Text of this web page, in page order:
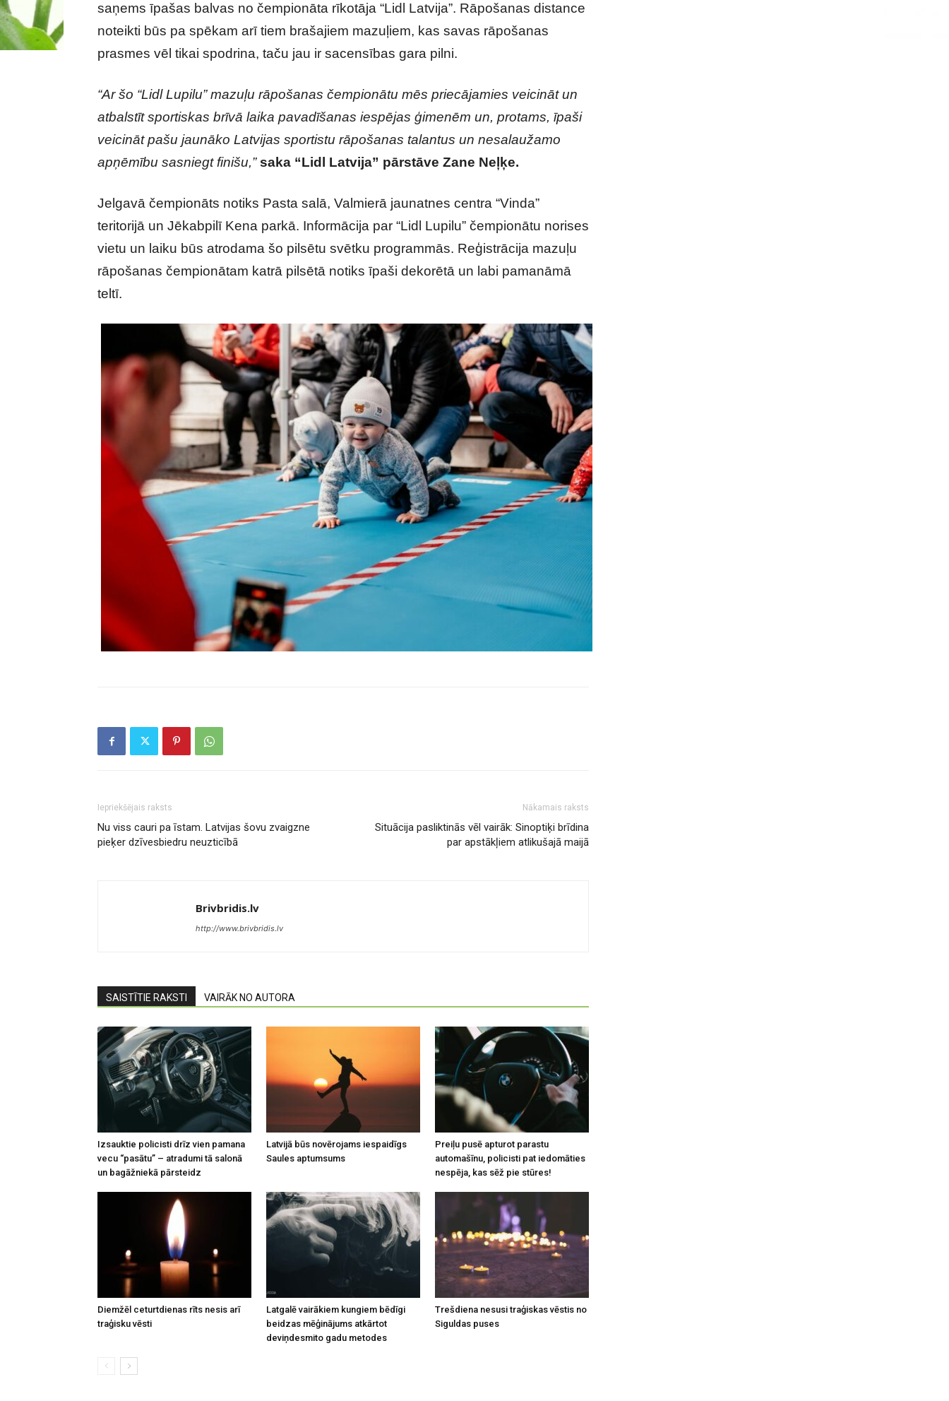
saņems īpašas balvas no čempionāta rīkotāja “Lidl Latvija”. Rāpošanas distance
noteikti būs pa spēkam arī tiem brašajiem mazuļiem, kas savas rāpošanas
prasmes vēl tikai spodrina, taču jau ir sacensības gara pilni.
“Ar šo “Lidl Lupilu” mazuļu rāpošanas čempionātu mēs priecājamies veicināt un
atbalstīt sportiskas brīvā laika pavadīšanas iespējas ģimenēm un, protams, īpaši
veicināt pašu jaunāko Latvijas sportistu rāpošanas talantus un nesalaužamo
apņēmību sasniegt finišu,” saka “Lidl Latvija” pārstāve Zane Neļķe.
Jelgavā čempionāts notiks Pasta salā, Valmierā jaunatnes centra “Vinda”
teritorijā un Jēkabpilī Kena parkā. Informācija par “Lidl Lupilu” čempionātu norises
vietu un laiku būs atrodama šo pilsētu svētku programmās. Reģistrācija mazuļu
rāpošanas čempionātam katrā pilsētā notiks īpaši dekorētā un labi pamanāmā
teltī.
Iepriekšējais raksts
Nu viss cauri pa īstam. Latvijas šovu zvaigzne
pieķer dzīvesbiedru neuzticībā
Nākamais raksts
Situācija pasliktinās vēl vairāk: Sinoptiķi brīdina
par apstākļiem atlikušajā maijā
Brivbridis.lv
http://www.brivbridis.lv
SAISTĪTIE RAKSTI VAIRĀK NO AUTORA
Izsauktie policisti drīz vien pamana
vecu “pasātu” – atradumi tā salonā
un bagāžniekā pārsteidz
Latvijā būs novērojams iespaidīgs
Saules aptumsums
Preiļu pusē apturot parastu
automašīnu, policisti pat iedomāties
nespēja, kas sēž pie stūres!
Diemžēl ceturtdienas rīts nesis arī
traģisku vēsti
Latgalē vairākiem kungiem bēdīgi
beidzas mēģinājums atkārtot
deviņdesmito gadu metodes
Trešdiena nesusi traģiskas vēstis no
Siguldas puses